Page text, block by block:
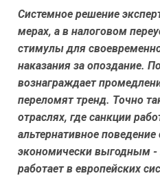
Системное решение
мерах, а в налоговом
стимулы для
наказания за опоздание.
вознаграждает
переломят тренд. Точно
отраслях, где санкции
альтернативное поведение
экономически выгодным -
работает в европейских